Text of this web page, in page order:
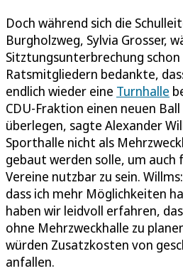
Doch während sich die
Burgholzweg, Sylvia Grosser,
Sitztungsunterbrechung schon
Ratsmitgliedern bedankte,
endlich wieder eine Turnhalle
CDU-Fraktion einen neuen Ball
überlegen, sagte Alexander
Sporthalle nicht als
gebaut werden solle, um auch
Vereine nutzbar zu sein.
dass ich mehr Möglichkeiten
haben wir leidvoll erfahren,
ohne Mehrzweckhalle zu
würden Zusatzkosten von
anfallen.